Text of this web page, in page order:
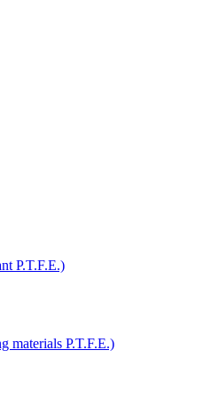
P.T.F.E.)
materials P.T.F.E.)